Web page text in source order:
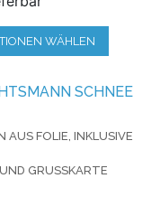
WÄHLEN
SCHNEE
AUS FOLIE, INKLUSIVE
GRUSSKARTE